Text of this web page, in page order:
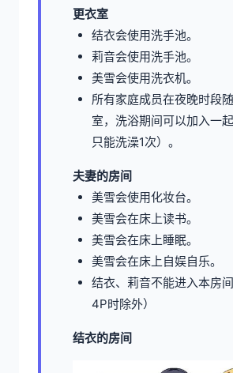
更衣室
结衣会使用洗手池。
莉音会使用洗手池。
美雪会使用洗衣机。
所有家庭成员在夜晚时段
室，洗浴期间可以加入一
只能洗澡1次）。
夫妻的房间
美雪会使用化妆台。
美雪会在床上读书。
美雪会在床上睡眠。
美雪会在床上自娱自乐。
结衣、莉音不能进入本房间
4P时除外）
结衣的房间